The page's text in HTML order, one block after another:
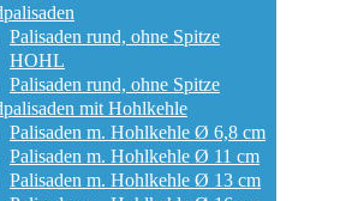
Palisaden rund, ohne Spitze
HOHL
Palisaden rund, ohne Spitze
mit Hohlkehle
Palisaden m. Hohlkehle Ø 6,8 cm
Palisaden m. Hohlkehle Ø 11 cm
Palisaden m. Hohlkehle Ø 13 cm